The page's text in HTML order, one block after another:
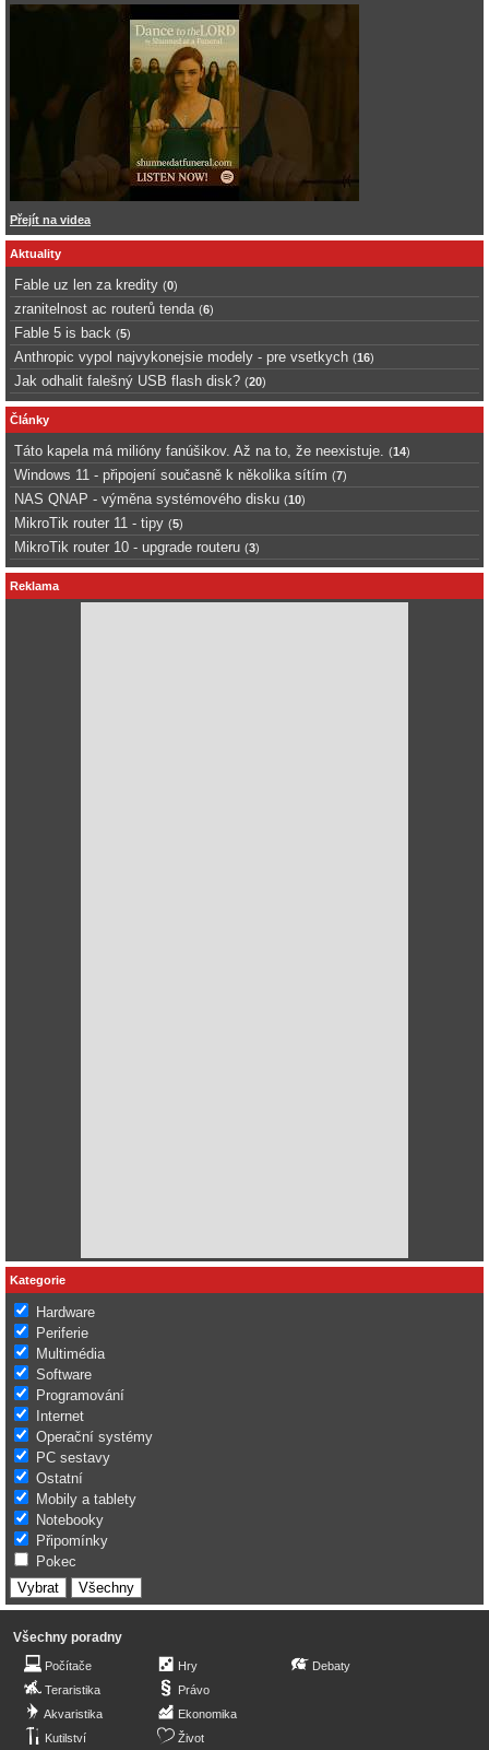
Přejít na videa
Aktuality
Fable uz len za kredity (0)
zranitelnost ac routerů tenda (6)
Fable 5 is back (5)
Anthropic vypol najvykonejsie modely - pre vsetkych (16)
Jak odhalit falešný USB flash disk? (20)
Články
Táto kapela má milióny fanúšikov. Až na to, že neexistuje. (14)
Windows 11 - připojení současně k několika sítím (7)
NAS QNAP - výměna systémového disku (10)
MikroTik router 11 - tipy (5)
MikroTik router 10 - upgrade routeru (3)
Reklama
Kategorie
Hardware
Periferie
Multimédia
Software
Programování
Internet
Operační systémy
PC sestavy
Ostatní
Mobily a tablety
Notebooky
Připomínky
Pokec
Všechny poradny
Počítače
Teraristika
Akvaristika
Kutilství
Hry
Právo
Ekonomika
Život
Debaty